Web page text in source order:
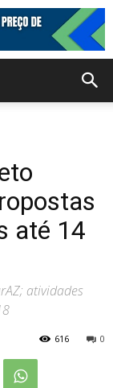
até 14
atividades
0
616